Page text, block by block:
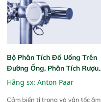
Bộ Phân Tích Đồ Uống Trên
Đường Ống, Phân Tích Rượu
Wine Monitor
Hãng sx: Anton Paar
Cảm biến tỉ trọng và vận tốc âm